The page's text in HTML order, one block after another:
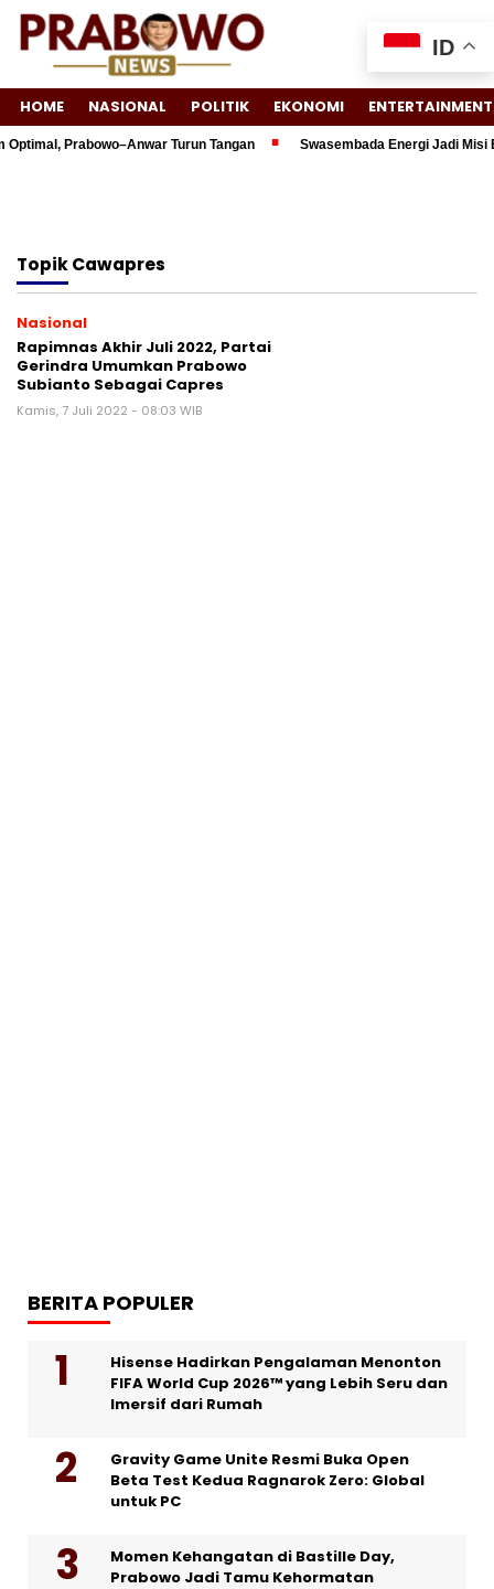
HOME NASIONAL POLITIK EKONOMI ENTERTAINMENT
Prabowo–Anwar Turun Tangan Swasembada Energi Jadi Misi
TopikCawapres
Nasional
Rapimnas Akhir Juli 2022, Partai
Gerindra Umumkan Prabowo
Subianto Sebagai Capres
Kamis, 7 Juli 2022 - 08:03 WIB
BERITA POPULER
Hisense Hadirkan Pengalaman Menonton
FIFA World Cup 2026™ yang Lebih Seru dan
Imersif dari Rumah
Gravity Game Unite Resmi Buka Open
Beta Test Kedua Ragnarok Zero: Global
untuk PC
Momen Kehangatan di Bastille Day,
Prabowo Jadi Tamu Kehormatan
ID